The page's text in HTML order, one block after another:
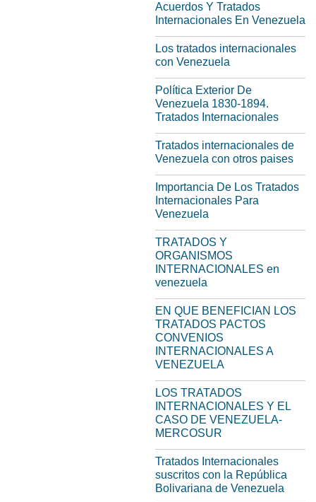
Acuerdos Y Tratados
Internacionales En Venezuela
Los tratados internacionales
con Venezuela
Política Exterior De
Venezuela 1830-1894.
Tratados Internacionales
Tratados internacionales de
Venezuela con otros paises
Importancia De Los Tratados
Internacionales Para
Venezuela
TRATADOS Y
ORGANISMOS
INTERNACIONALES en
venezuela
EN QUE BENEFICIAN LOS
TRATADOS PACTOS
CONVENIOS
INTERNACIONALES A
VENEZUELA
LOS TRATADOS
INTERNACIONALES Y EL
CASO DE VENEZUELA-
MERCOSUR
Tratados Internacionales
suscritos con la República
Bolivariana de Venezuela